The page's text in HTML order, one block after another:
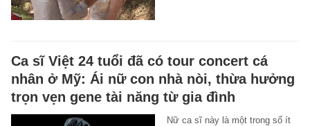
Ca sĩ Việt 24 tuổi đã có tour concert cá
nhân ở Mỹ: Ái nữ con nhà nòi, thừa hưởng
trọn vẹn gene tài năng từ gia đình
Nữ ca sĩ này là một trong số ít